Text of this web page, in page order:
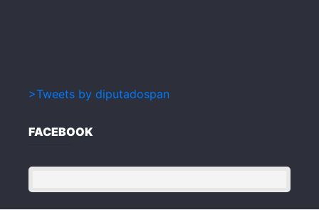
>Tweets by diputadospan
FACEBOOK